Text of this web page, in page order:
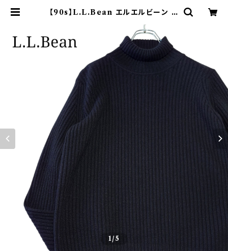
【90s】L.L.Bean エルエルビーン タ
ライン古着屋 9chord
1/5